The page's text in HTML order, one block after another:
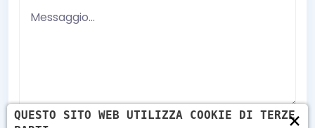
×
QUESTO SITO WEB UTILIZZA COOKIE DI TERZE